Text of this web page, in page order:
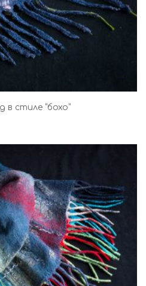
в стиле “бохо”